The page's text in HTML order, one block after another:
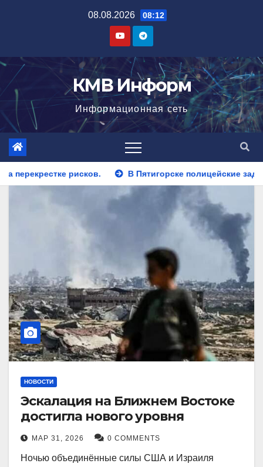
08.08.2026 08:12
КМВ Информ
Информационная сеть
В Пятигорске полицейские задержали закладчика,
НОВОСТИ
Эскалация на Ближнем Востоке
достигла нового уровня
МАР 31, 2026 0 COMMENTS
Ночью объединённые силы США и Израиля